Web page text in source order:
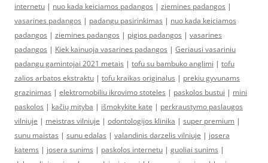
internetu | nuo kada keiciamos padangos | ziemines padangos |
vasarines padangos | padangu pasirinkimas | nuo kada keiciamos
padangos | ziemines padangos | pigios padangos | vasarines
padangos | Kiek kainuoja vasarines padangos | Geriausi vasariniu
padangu gamintojai 2021 metais | tofu su bambuko anglimi | tofu
zalios arbatos ekstraktu | tofu kraikas originalus | prekiu gyvunams
grazinimas | elektromobiliu ikrovimo stoteles | paskolos bustui | mini
paskolos | kačių mityba | išmokykite katę | perkraustymo paslaugos
vilniuje | meistras vilniuje | odontologijos klinika | super premium |
sunu maistas | sunu edalas | valandinis darzelis vilniuje | josera
katems | josera sunims | paskolos internetu | guoliai sunims |